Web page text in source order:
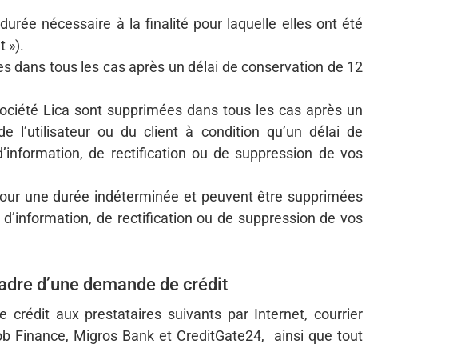
nécessaire à la finalité pour laquelle elles ont été
»).
dans tous les cas après un délai de conservation de 12
Lica sont supprimées dans tous les cas après un
l’utilisateur ou du client à condition qu’un délai de
de rectification ou de suppression de vos
une durée indéterminée et peuvent être supprimées
de rectification ou de suppression de vos
d’une demande de crédit
crédit aux prestataires suivants par Internet, courrier
Finance, Migros Bank et CreditGate24, ainsi que tout